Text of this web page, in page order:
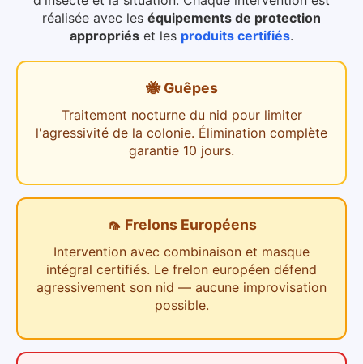
réalisée avec les équipements de protection
appropriés et les produits certifiés.
🐝 Guêpes
Traitement nocturne du nid pour limiter
l'agressivité de la colonie. Élimination complète
garantie 10 jours.
🦟 Frelons Européens
Intervention avec combinaison et masque
intégral certifiés. Le frelon européen défend
agressivement son nid — aucune improvisation
possible.